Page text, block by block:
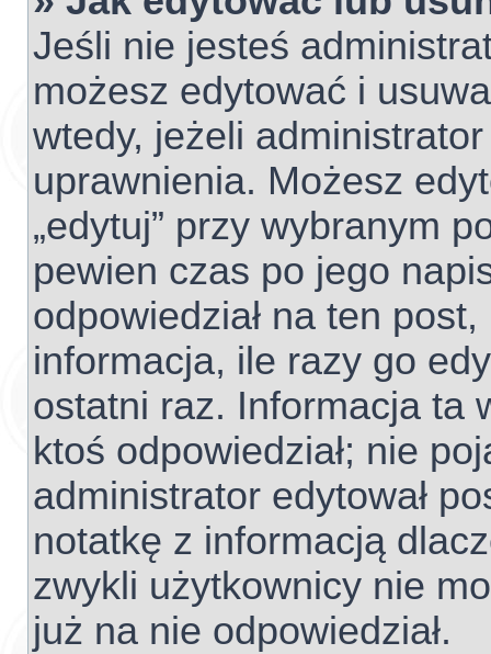
Jeśli nie jesteś
możesz edytować i
wtedy, jeżeli
uprawnienia. Możesz
„edytuj” przy wybranym
pewien czas po jego
odpowiedział na ten
informacja, ile razy go
ostatni raz. Informacja ta
ktoś odpowiedział; nie
administrator edytował
notatkę z informacją
zwykli użytkownicy nie
już na nie odpowiedział.